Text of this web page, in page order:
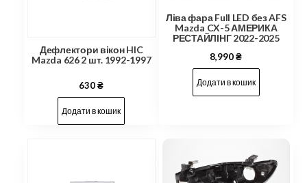
Дефлектори вікон HIC
Mazda 626 2 шт. 1992-1997
630₴
Додати в кошик
Ліва фара Full LED без AFS
Mazda CX-5 АМЕРИКА
РЕСТАЙЛІНГ 2022-2025
8,990₴
Додати в кошик